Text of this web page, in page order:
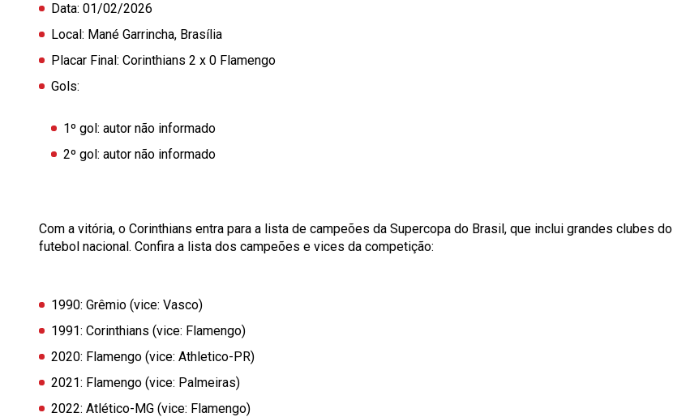
Data: 01/02/2026
Local: Mané Garrincha, Brasília
Placar Final: Corinthians 2 x 0 Flamengo
Gols:
1º gol: autor não informado
2º gol: autor não informado
Com a vitória, o Corinthians entra para a lista de campeões da Supercopa do Brasil, que inclui grandes clubes do
futebol nacional. Confira a lista dos campeões e vices da competição:
1990: Grêmio (vice: Vasco)
1991: Corinthians (vice: Flamengo)
2020: Flamengo (vice: Athletico-PR)
2021: Flamengo (vice: Palmeiras)
2022: Atlético-MG (vice: Flamengo)